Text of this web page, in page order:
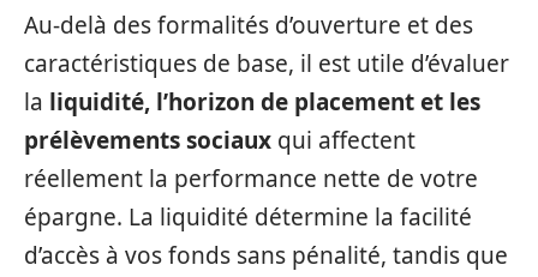
Au-delà des formalités d’ouverture et des
caractéristiques de base, il est utile d’évaluer
la liquidité, l’horizon de placement et les
prélèvements sociaux qui affectent
réellement la performance nette de votre
épargne. La liquidité détermine la facilité
d’accès à vos fonds sans pénalité, tandis que